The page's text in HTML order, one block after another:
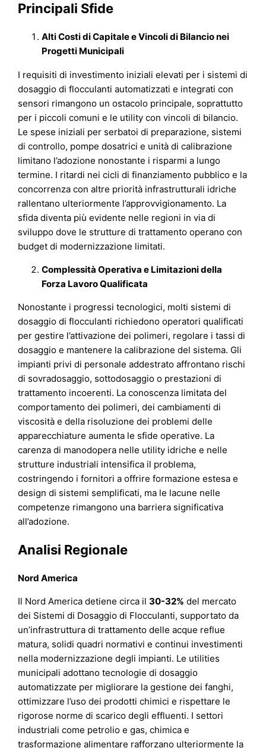
Principali Sfide
Alti Costi di Capitale e Vincoli di Bilancio nei
Progetti Municipali
I requisiti di investimento iniziali elevati per i sistemi di
dosaggio di flocculanti automatizzati e integrati con
sensori rimangono un ostacolo principale, soprattutto
per i piccoli comuni e le utility con vincoli di bilancio.
Le spese iniziali per serbatoi di preparazione, sistemi
di controllo, pompe dosatrici e unità di calibrazione
limitano l’adozione nonostante i risparmi a lungo
termine. I ritardi nei cicli di finanziamento pubblico e la
concorrenza con altre priorità infrastrutturali idriche
rallentano ulteriormente l’approvvigionamento. La
sfida diventa più evidente nelle regioni in via di
sviluppo dove le strutture di trattamento operano con
budget di modernizzazione limitati.
Complessità Operativa e Limitazioni della
Forza Lavoro Qualificata
Nonostante i progressi tecnologici, molti sistemi di
dosaggio di flocculanti richiedono operatori qualificati
per gestire l’attivazione dei polimeri, regolare i tassi di
dosaggio e mantenere la calibrazione del sistema. Gli
impianti privi di personale addestrato affrontano rischi
di sovradosaggio, sottodosaggio o prestazioni di
trattamento incoerenti. La conoscenza limitata del
comportamento dei polimeri, dei cambiamenti di
viscosità e della risoluzione dei problemi delle
apparecchiature aumenta le sfide operative. La
carenza di manodopera nelle utility idriche e nelle
strutture industriali intensifica il problema,
costringendo i fornitori a offrire formazione estesa e
design di sistemi semplificati, ma le lacune nelle
competenze rimangono una barriera significativa
all’adozione.
Analisi Regionale
Nord America
Il Nord America detiene circa il30-32% del mercato
dei Sistemi di Dosaggio di Flocculanti, supportato da
un’infrastruttura di trattamento delle acque reflue
matura, solidi quadri normativi e continui investimenti
nella modernizzazione degli impianti. Le utilities
municipali adottano tecnologie di dosaggio
automatizzate per migliorare la gestione dei fanghi,
ottimizzare l’uso dei prodotti chimici e rispettare le
rigorose norme di scarico degli effluenti. I settori
industriali come petrolio e gas, chimica e
trasformazione alimentare rafforzano ulteriormente la